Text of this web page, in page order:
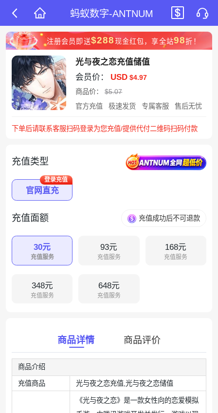
蚂蚁数字-ANTNUM
注册会员即送$288现金红包，享全站98折！
光与夜之恋充值储值
会员价：
USD $4.97
商品价：$5.07
官方充值
极速发货 专属客服 售后无忧
下单后请联系客服扫码登录为您充值/提供代付二维码扫码付款
充值类型
登录充值
官网直充
充值面额 充值成功后不可退款
30元
充值服务
93元
充值服务
168元
充值服务
348元
充值服务
648元
充值服务
商品详情 商品评价
商品介绍
充值商品 光与夜之恋充值,光与夜之恋储值
《光与夜之恋》是一款女性向的恋爱模拟